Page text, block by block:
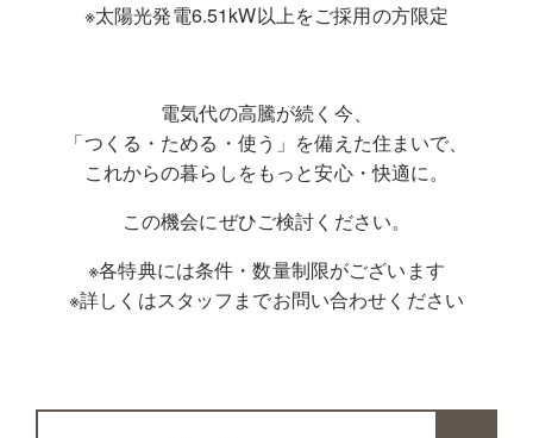
※太陽光発電6.51kW以上をご採用の方限定
電気代の高騰が続く今、
「つくる・ためる・使う」を備えた住まいで、
これからの暮らしをもっと安心・快適に。
この機会にぜひご検討ください。
※各特典には条件・数量制限がございます
※詳しくはスタッフまでお問い合わせください